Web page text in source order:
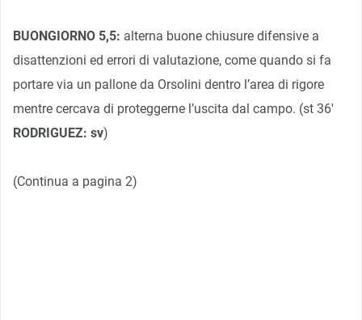
BUONGIORNO 5,5: alterna buone chiusure difensive a
disattenzioni ed errori di valutazione, come quando si fa
portare via un pallone da Orsolini dentro l’area di rigore
mentre cercava di proteggerne l’uscita dal campo. (st 36′
RODRIGUEZ: sv)
(Continua a pagina 2)